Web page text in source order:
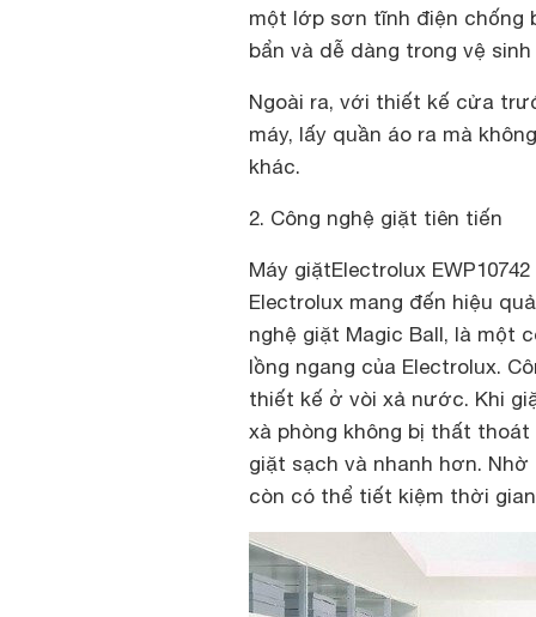
một lớp sơn tĩnh điện chống
bẩn và dễ dàng trong vệ sinh
Ngoài ra, với thiết kế cửa
máy, lấy quần áo ra mà
khác.
2. Công nghệ giặt tiên tiến
Máy giặtElectrolux
Electrolux mang đến hiệu
nghệ giặt Magic Ball, là một
lồng ngang của Electrolux.
thiết kế ở vòi xả nước. Khi
xà phòng không bị thất
giặt sạch và nhanh hơn.
còn có thể tiết kiệm thời